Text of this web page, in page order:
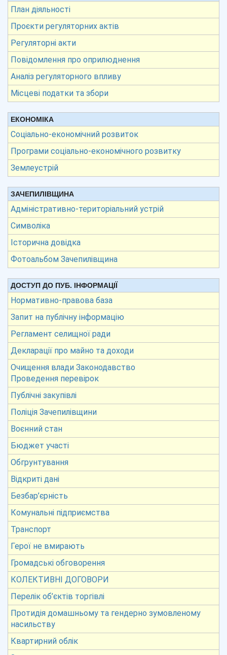
План діяльності
Проєкти регуляторних актів
Регуляторні акти
Повідомлення про оприлюднення
Аналіз регуляторного впливу
Місцеві податки та збори
ЕКОНОМІКА
Соціально-економічний розвиток
Програми соціально-економічного розвитку
Землеустрій
ЗАЧЕПИЛІВЩИНА
Адміністративно-територіальний устрій
Символіка
Історична довідка
Фотоальбом Зачепилівщина
ДОСТУП ДО ПУБ. ІНФОРМАЦІЇ
Нормативно-правова база
Запит на публічну інформацію
Регламент селищної ради
Декларації про майно та доходи
Очищення влади Законодавство
Проведення перевірок
Публічні закупівлі
Поліція Зачепилівщини
Воєнний стан
Бюджет участі
Обгрунтування
Відкриті дані
Безбар’єрність
Комунальні підприємства
Транспорт
Герої не вмирають
Громадські обговорення
КОЛЕКТИВНІ ДОГОВОРИ
Перелік об’єктів торгівлі
Протидія домашньому та гендерно зумовленому
насильству
Квартирний облік